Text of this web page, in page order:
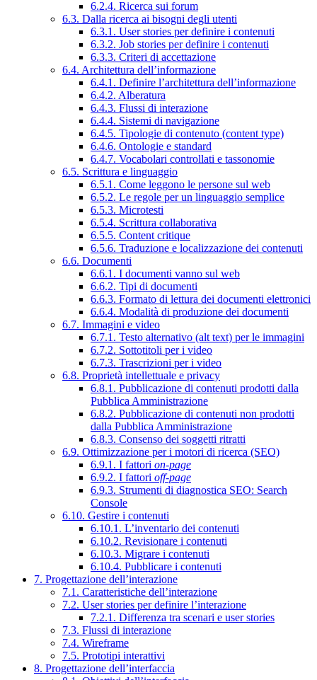
6.2.4. Ricerca sui forum
6.3. Dalla ricerca ai bisogni degli utenti
6.3.1. User stories per definire i contenuti
6.3.2. Job stories per definire i contenuti
6.3.3. Criteri di accettazione
6.4. Architettura dell’informazione
6.4.1. Definire l’architettura dell’informazione
6.4.2. Alberatura
6.4.3. Flussi di interazione
6.4.4. Sistemi di navigazione
6.4.5. Tipologie di contenuto (content type)
6.4.6. Ontologie e standard
6.4.7. Vocabolari controllati e tassonomie
6.5. Scrittura e linguaggio
6.5.1. Come leggono le persone sul web
6.5.2. Le regole per un linguaggio semplice
6.5.3. Microtesti
6.5.4. Scrittura collaborativa
6.5.5. Content critique
6.5.6. Traduzione e localizzazione dei contenuti
6.6. Documenti
6.6.1. I documenti vanno sul web
6.6.2. Tipi di documenti
6.6.3. Formato di lettura dei documenti elettronici
6.6.4. Modalità di produzione dei documenti
6.7. Immagini e video
6.7.1. Testo alternativo (alt text) per le immagini
6.7.2. Sottotitoli per i video
6.7.3. Trascrizioni per i video
6.8. Proprietà intellettuale e privacy
6.8.1. Pubblicazione di contenuti prodotti dalla
Pubblica Amministrazione
6.8.2. Pubblicazione di contenuti non prodotti
dalla Pubblica Amministrazione
6.8.3. Consenso dei soggetti ritratti
6.9. Ottimizzazione per i motori di ricerca (SEO)
6.9.1. I fattori on-page
6.9.2. I fattori off-page
6.9.3. Strumenti di diagnostica SEO: Search
Console
6.10. Gestire i contenuti
6.10.1. L’inventario dei contenuti
6.10.2. Revisionare i contenuti
6.10.3. Migrare i contenuti
6.10.4. Pubblicare i contenuti
7. Progettazione dell’interazione
7.1. Caratteristiche dell’interazione
7.2. User stories per definire l’interazione
7.2.1. Differenza tra scenari e user stories
7.3. Flussi di interazione
7.4. Wireframe
7.5. Prototipi interattivi
8. Progettazione dell’interfaccia